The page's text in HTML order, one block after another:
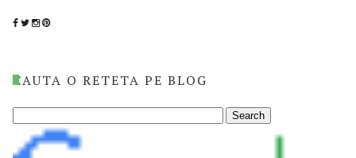
CAUTA O RETETA PE BLOG